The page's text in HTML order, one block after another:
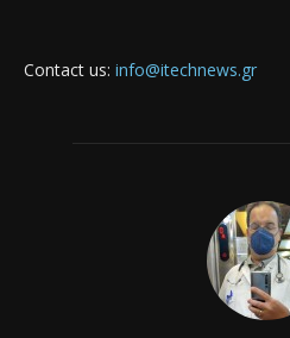
Contact us: info@itechnews.gr